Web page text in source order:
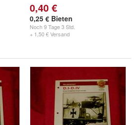
0,40 €
0,25 € Bieten
Noch9 Tage 3 Std.
+ 1,50 € Versand